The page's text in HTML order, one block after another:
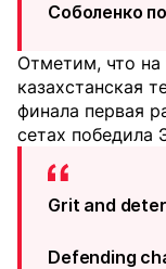
Соболенко
Отметим, что
казахстанская
финала первая
сетах победила
Grit and
Defending